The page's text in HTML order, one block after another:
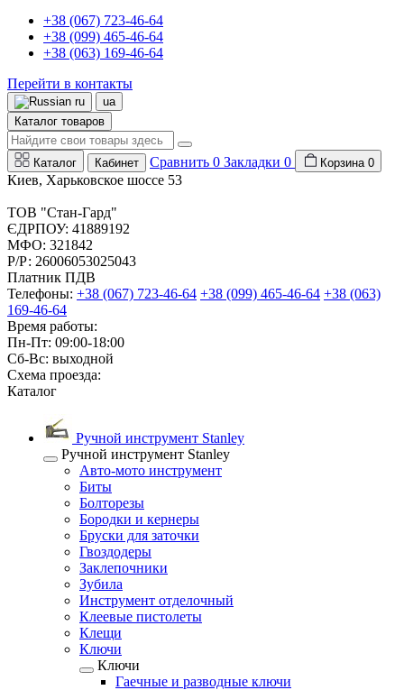
+38 (067) 723-46-64
+38 (099) 465-46-64
+38 (063) 169-46-64
Перейти в контакты
ru
ua
Каталог товаров
Каталог Кабинет Сравнить 0 Закладки 0 Корзина 0
Киев, Харьковское шоссе 53
ТОВ "Стан-Гард"
ЄДРПОУ: 41889192
МФО: 321842
Р/Р: 26006053025043
Платник ПДВ
Телефоны: +38 (067) 723-46-64 +38 (099) 465-46-64 +38 (063)
169-46-64
Время работы:
Пн-Пт: 09:00-18:00
Сб-Вс: выходной
Схема проезда:
Каталог
Ручной инструмент Stanley
Ручной инструмент Stanley
Авто-мото инструмент
Биты
Болторезы
Бородки и кернеры
Бруски для заточки
Гвоздодеры
Заклепочники
Зубила
Инструмент отделочный
Клеевые пистолеты
Клещи
Ключи
Ключи
Гаечные и разводные ключи